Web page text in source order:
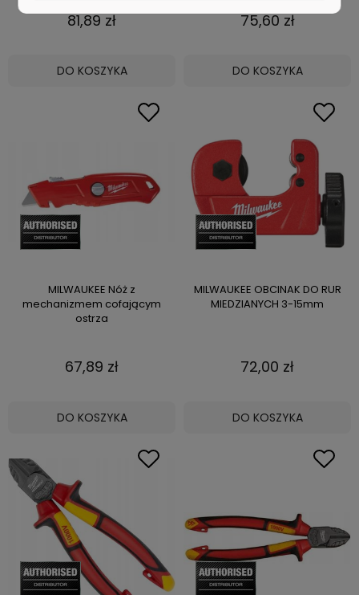
81,89 zł
DO KOSZYKA
75,60 zł
DO KOSZYKA
MILWAUKEE Nóż z
mechanizmem cofającym
ostrza
67,89 zł
DO KOSZYKA
MILWAUKEE OBCINAK DO RUR
MIEDZIANYCH 3-15mm
72,00 zł
DO KOSZYKA